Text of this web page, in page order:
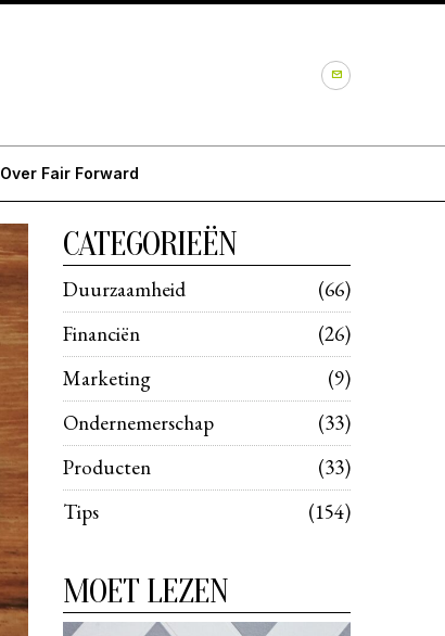
Over Fair Forward
CATEGORIEËN
Duurzaamheid
66
Financiën
26
Marketing
9
Ondernemerschap
33
Producten
33
Tips
154
MOET LEZEN